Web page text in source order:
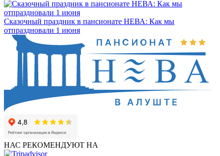
Сказочный праздник в пансионате НЕВА: Как мы
отпраздновали 1 июня
НАС РЕКОМЕНДУЮТ НА